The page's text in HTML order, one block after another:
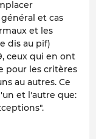
et cas
et les
dis au pif)
ceux qui en ont
pour les critères
au autres. Ce
et l'autre que: